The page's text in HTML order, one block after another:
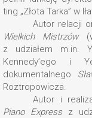
ting „Złota Tarka” w
Autor relacji
Wielkich Mistrzów
z udziałem m.in.
Kennedy’ego i
dokumentalnego
Roztropowicza.
Autor i
Piano Expressz